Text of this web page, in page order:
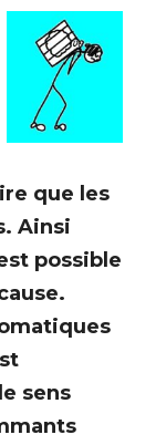
que les
Ainsi
possible
sens